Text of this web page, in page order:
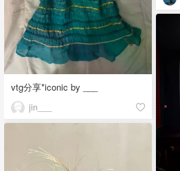
vtg分享*iconic by ___
jin___